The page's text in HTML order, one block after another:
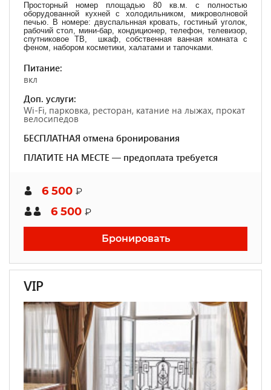
Просторный номер площадью 80 кв.м. с полностью
оборудованной кухней с холодильником, микроволновой
печью. В номере: двуспальнная кровать, гостиный уголок,
рабочий стол, мини-бар, кондиционер, телефон, телевизор,
спутниковое ТВ, шкаф, собственная ванная комната с
феном, набором косметики, халатами и тапочками.
Питание:
вкл
Доп. услуги:
Wi-Fi, парковка, ресторан, катание на лыжах, прокат
велосипедов
БЕСПЛАТНАЯ отмена бронирования
ПЛАТИТЕ НА МЕСТЕ — предоплата требуется
6 500 ₽
6 500 ₽
Бронировать
VIP